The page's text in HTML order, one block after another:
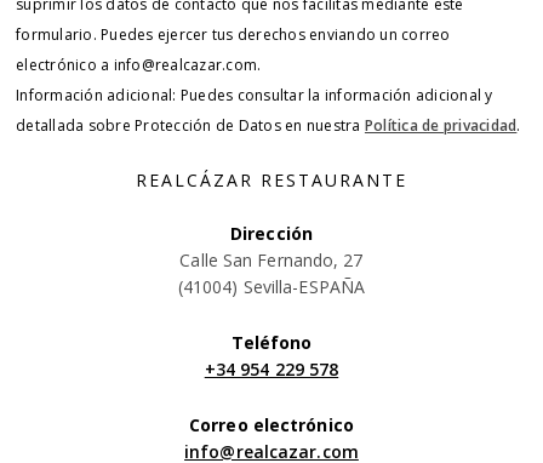
suprimir los datos de contacto que nos facilitas mediante este
formulario. Puedes ejercer tus derechos enviando un correo
electrónico a info@realcazar.com.
Información adicional: Puedes consultar la información adicional y
detallada sobre Protección de Datos en nuestra Política de privacidad.
REALCÁZAR RESTAURANTE
Dirección
Calle San Fernando, 27
(41004) Sevilla-ESPAÑA
Teléfono
+34 954 229 578
Correo electrónico
info@realcazar.com